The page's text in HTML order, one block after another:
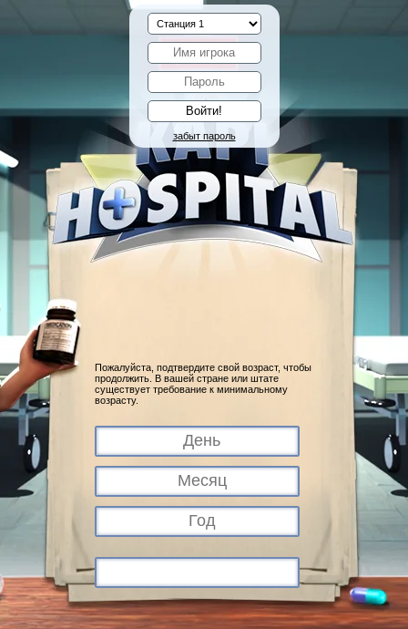
забыт пароль
Пожалуйста, подтвердите свой возраст, чтобы
продолжить. В вашей стране или штате
существует требование к минимальному
возрасту.